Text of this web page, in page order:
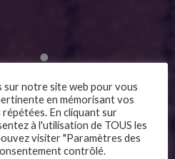
sur notre site web pour vous
en mémorisant vos
En cliquant sur
à l'utilisation de TOUS les
visiter "Paramètres des
contrôlé.